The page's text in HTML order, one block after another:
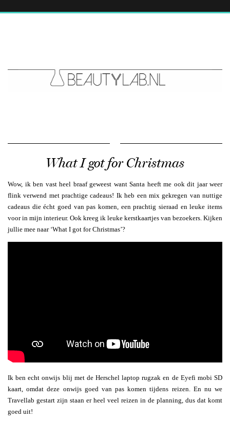
What I got for Christmas
Wow, ik ben vast heel braaf geweest want Santa heeft me ook dit jaar weer
flink verwend met prachtige cadeaus! Ik heb een mix gekregen van nuttige
cadeaus die écht goed van pas komen, een prachtig sieraad en leuke items
voor in mijn interieur. Ook kreeg ik leuke kerstkaartjes van bezoekers. Kijken
jullie mee naar ‘What I got for Christmas’?
Ik ben echt onwijs blij met de Herschel laptop rugzak en de Eyefi mobi SD
kaart, omdat deze onwijs goed van pas komen tijdens reizen. En nu we
Travellab gestart zijn staan er heel veel reizen in de planning, dus dat komt
goed uit!